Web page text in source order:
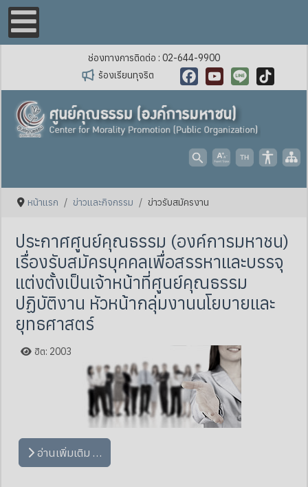
ช่องทางการติดต่อ : 02-644-9900
ร้องเรียนทุจริต
Facebook
YouTube
Line TikTok
หน้าแรก ข่าวและกิจกรรม ข่าวรับสมัครงาน
ประกาศศูนย์คุณธรรม (องค์การมหาชน)
เรื่องรับสมัครบุคคลเพื่อสรรหาและบรรจุ
แต่งตั้งเป็นเจ้าหน้าที่ศูนย์คุณธรรม
ปฏิบัติงาน หัวหน้ากลุ่มงานนโยบายและ
ยุทธศาสตร์
ฮิต: 2003
อ่านเพิ่มเติม …